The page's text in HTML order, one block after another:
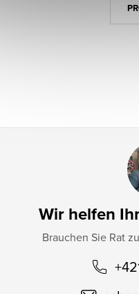
Wir helfen
Brauchen Sie Rat